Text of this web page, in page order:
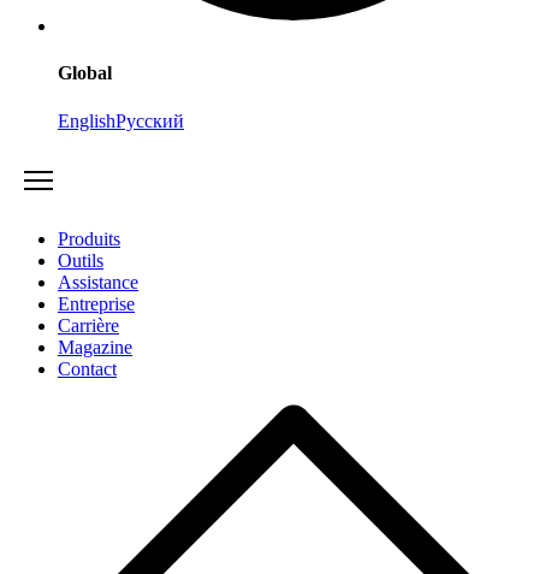
Global
EnglishРусский
Produits
Outils
Assistance
Entreprise
Carrière
Magazine
Contact